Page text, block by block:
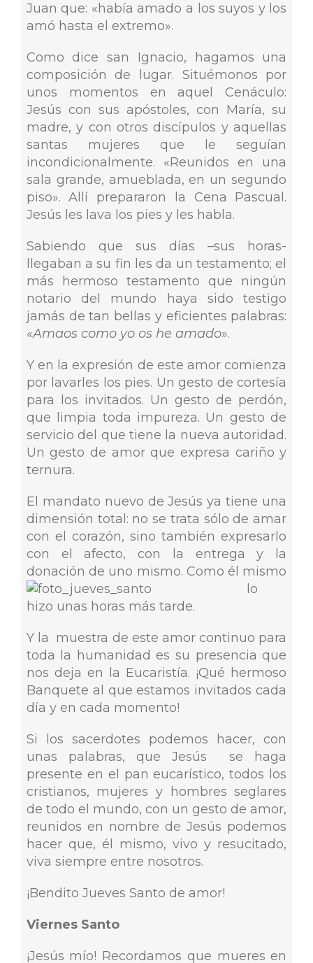
Juan que: «había amado a los suyos y los
amó hasta el extremo».
Como dice san Ignacio, hagamos una
composición de lugar. Situémonos por
unos momentos en aquel Cenáculo:
Jesús con sus apóstoles, con María, su
madre, y con otros discípulos y aquellas
santas mujeres que le seguían
incondicionalmente. «Reunidos en una
sala grande, amueblada, en un segundo
piso». Allí prepararon la Cena Pascual.
Jesús les lava los pies y les habla.
Sabiendo que sus días –sus horas-
llegaban a su fin les da un testamento; el
más hermoso testamento que ningún
notario del mundo haya sido testigo
jamás de tan bellas y eficientes palabras:
«Amaos como yo os he amado».
Y en la expresión de este amor comienza
por lavarles los pies. Un gesto de cortesía
para los invitados. Un gesto de perdón,
que limpia toda impureza. Un gesto de
servicio del que tiene la nueva autoridad.
Un gesto de amor que expresa cariño y
ternura.
El mandato nuevo de Jesús ya tiene una
dimensión total: no se trata sólo de amar
con el corazón, sino también expresarlo
con el afecto, con la entrega y la
donación de uno mismo. Como él mismo
lo
hizo unas horas más tarde.
Y la muestra de este amor continuo para
toda la humanidad es su presencia que
nos deja en la Eucaristía. ¡Qué hermoso
Banquete al que estamos invitados cada
día y en cada momento!
Si los sacerdotes podemos hacer, con
unas palabras, que Jesús se haga
presente en el pan eucarístico, todos los
cristianos, mujeres y hombres seglares
de todo el mundo, con un gesto de amor,
reunidos en nombre de Jesús podemos
hacer que, él mismo, vivo y resucitado,
viva siempre entre nosotros.
¡Bendito Jueves Santo de amor!
Viernes Santo
¡Jesús mío! Recordamos que mueres en